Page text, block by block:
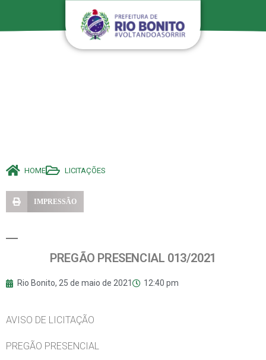
HOME LICITAÇÕES
IMPRESSÃO
PREGÃO PRESENCIAL 013/2021
Rio Bonito, 25 de maio de 2021 12:40 pm
AVISO DE LICITAÇÃO
PREGÃO PRESENCIAL